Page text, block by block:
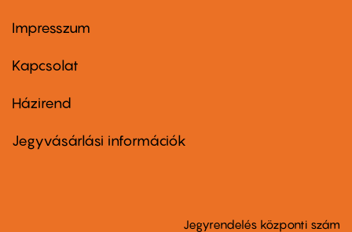
Footer
first
Impresszum
Kapcsolat
Footer
second
Házirend
Jegyvásárlási információk
Jegyrendelés központi szám